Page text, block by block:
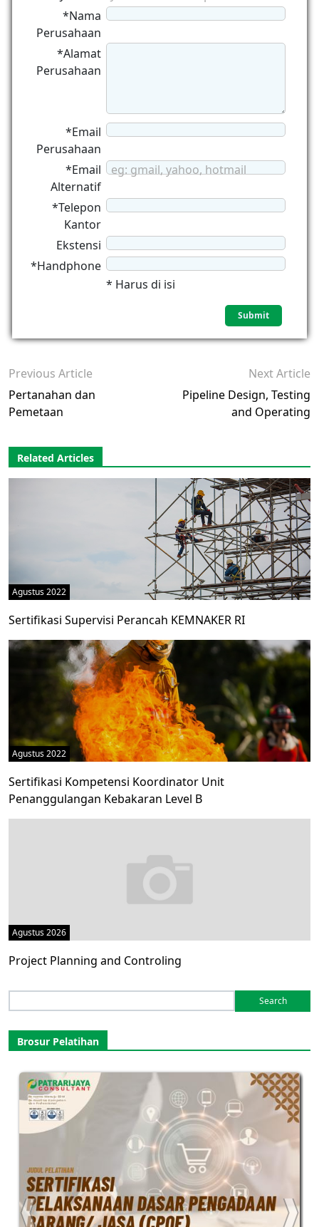
*Nama
Perusahaan
*Alamat
Perusahaan
*Email
Perusahaan
*Email
Alternatif
eg: gmail, yahoo, hotmail
*Telepon
Kantor
Ekstensi
*Handphone
* Harus di isi
Previous Article
Pertanahan dan
Pemetaan
Next Article
Pipeline Design, Testing
and Operating
Related Articles
Agustus 2022
Sertifikasi Supervisi Perancah KEMNAKER RI
Agustus 2022
Sertifikasi Kompetensi Koordinator Unit
Penanggulangan Kebakaran Level B
Agustus 2026
Project Planning and Controling
for:
Brosur Pelatihan